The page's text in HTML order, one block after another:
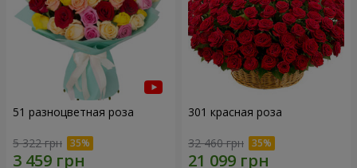
51 разноцветная роза
5 322 грн
301 красная роза
32 460 грн